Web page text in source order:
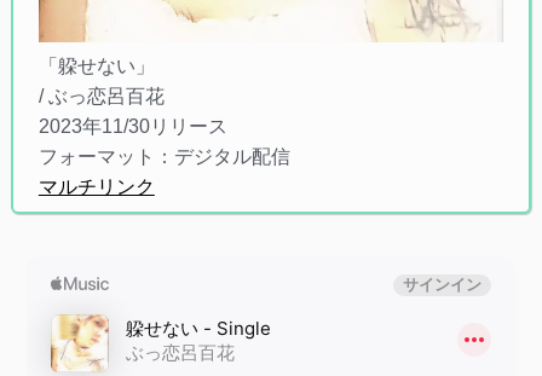
「躱せない」
/ ぶっ恋呂百花
2023年11/30リリース
フォーマット：デジタル配信
マルチリンク